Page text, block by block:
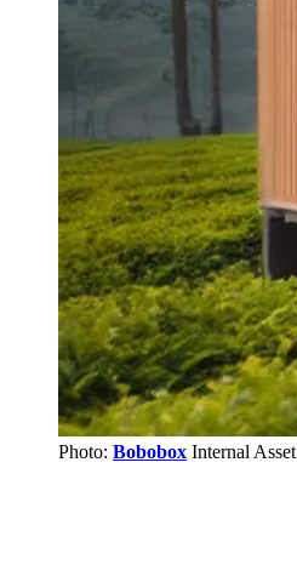
Photo: Bobobox Internal Asset